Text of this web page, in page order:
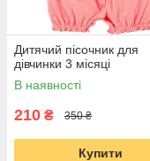
Дитячий пісочник для
дівчинки 3 місяці
В наявності
210 ₴ 350 ₴
Купити